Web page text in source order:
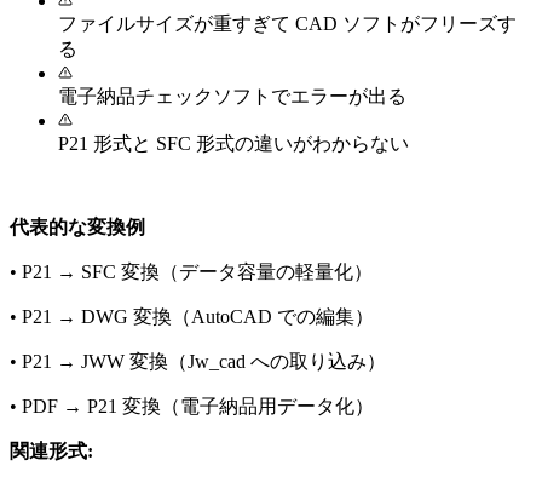
ファイルサイズが重すぎて CAD ソフトがフリーズす
る
電子納品チェックソフトでエラーが出る
P21 形式と SFC 形式の違いがわからない
代表的な変換例
• P21 → SFC 変換（データ容量の軽量化）
• P21 → DWG 変換（AutoCAD での編集）
• P21 → JWW 変換（Jw_cad への取り込み）
• PDF → P21 変換（電子納品用データ化）
関連形式: